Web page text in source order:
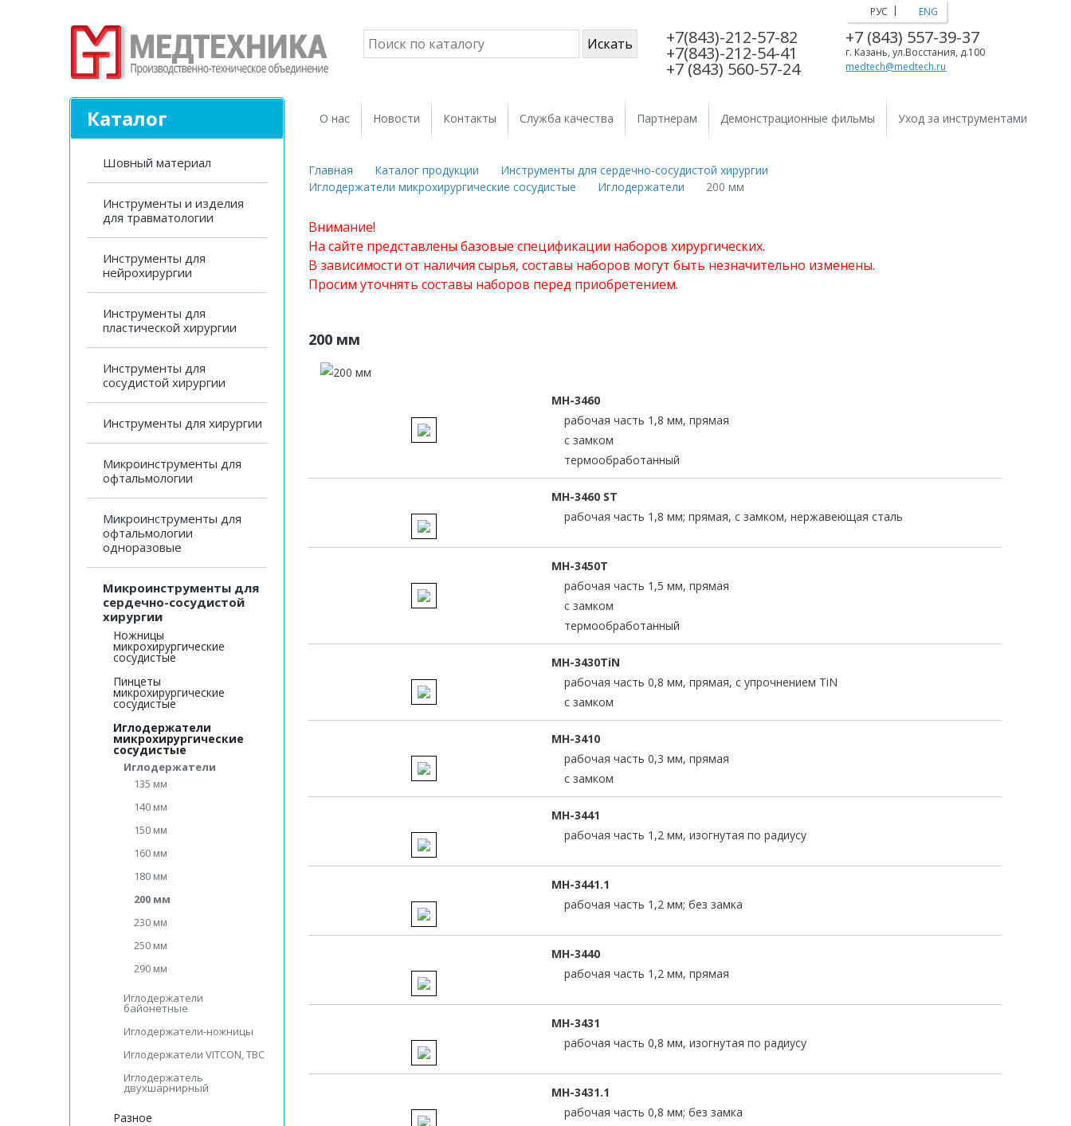
+7(843)-212-57-82
+7(843)-212-54-41
+7 (843) 560-57-24
РУС | ENG
+7 (843) 557-39-37
г. Казань, ул.Восстания, д.100
medtech@medtech.ru
Каталог
Шовный материал
Инструменты и изделия
для травматологии
Инструменты для
нейрохирургии
Инструменты для
пластической хирургии
Инструменты для
сосудистой хирургии
Инструменты для хирургии
Микроинструменты для
офтальмологии
Микроинструменты для
офтальмологии
одноразовые
Микроинструменты для
сердечно-сосудистой
хирургии
Ножницы
микрохирургические
сосудистые
Пинцеты
микрохирургические
сосудистые
Иглодержатели
микрохирургические
сосудистые
Иглодержатели
135 мм
140 мм
150 мм
160 мм
180 мм
200 мм
230 мм
250 мм
290 мм
Иглодержатели
байонетные
Иглодержатели-ножницы
Иглодержатели VITCON, ТВС
Иглодержатель
двухшарнирный
Разное
О нас Новости Контакты Служба качества Партнерам Демонстрационные фильмы Уход за инструментами
Главная Каталог продукции
Инструменты для сердечно-сосудистой хирургии
Иглодержатели микрохирургические сосудистые
Иглодержатели 200 мм
Внимание!
На сайте представлены базовые спецификации наборов хирургических.
В зависимости от наличия сырья, составы наборов могут быть незначительно изменены.
Просим уточнять составы наборов перед приобретением.
200 мм
МН-3460
рабочая часть 1,8 мм, прямая
с замком
термообработанный
МН-3460 ST
рабочая часть 1,8 мм; прямая, с замком, нержавеющая сталь
МН-3450Т
рабочая часть 1,5 мм, прямая
с замком
термообработанный
МН-3430TiN
рабочая часть 0,8 мм, прямая, с упрочнением TiN
с замком
МН-3410
рабочая часть 0,3 мм, прямая
с замком
MH-3441
рабочая часть 1,2 мм, изогнутая по радиусу
MH-3441.1
рабочая часть 1,2 мм; без замка
MH-3440
рабочая часть 1,2 мм, прямая
MH-3431
рабочая часть 0,8 мм, изогнутая по радиусу
MH-3431.1
рабочая часть 0,8 мм; без замка